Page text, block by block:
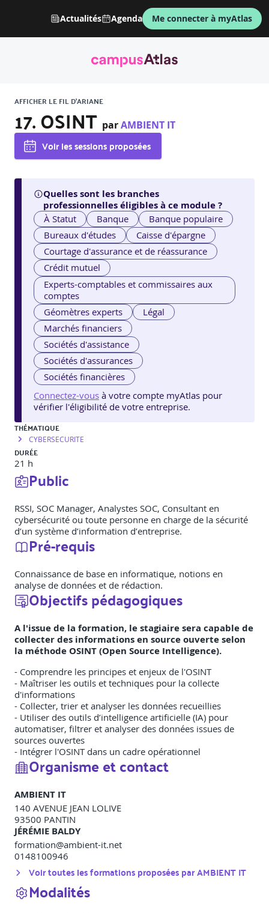
Actualités Agenda Me connecter à myAtlas
AFFICHER LE FIL D'ARIANE
17. OSINT parAMBIENT IT
Voir les sessions proposées
Quelles sont les branches
professionnelles éligibles à ce module ?
À Statut Banque
Banque populaire
Bureaux d'études
Caisse d'épargne
Courtage d'assurance et de réassurance
Crédit mutuel
Experts-comptables et commissaires aux
comptes
Géomètres experts
Légal
Marchés financiers
Sociétés d'assistance
Sociétés d'assurances
Sociétés financières
Connectez-vous à votre compte myAtlas pour
vérifier l'éligibilité de votre entreprise.
THÉMATIQUE
CYBERSECURITE
DURÉE
21 h
Public
RSSI, SOC Manager, Analystes SOC, Consultant en
cybersécurité ou toute personne en charge de la sécurité
d’un système d’information d’entreprise.
Pré-requis
Connaissance de base en informatique, notions en
analyse de données et de rédaction.
Objectifs pédagogiques
A l'issue de la formation, le stagiaire sera capable de
collecter des informations en source ouverte selon
la méthode OSINT (Open Source Intelligence).
- Comprendre les principes et enjeux de l'OSINT
- Maîtriser les outils et techniques pour la collecte
d'informations
- Collecter, trier et analyser les données recueillies
- Utiliser des outils d’intelligence artificielle (IA) pour
automatiser, filtrer et analyser des données issues de
sources ouvertes
- Intégrer l'OSINT dans un cadre opérationnel
Organisme et contact
AMBIENT IT
140 AVENUE JEAN LOLIVE
93500 PANTIN
JÉRÉMIE BALDY
formation@ambient-it.net
0148100946
Voir toutes les formations proposées parAMBIENT IT
Modalités